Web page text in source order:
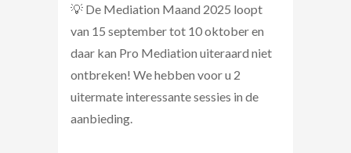
💡 De Mediation Maand 2025 loopt
van 15 september tot 10 oktober en
daar kan Pro Mediation uiteraard niet
ontbreken! We hebben voor u 2
uitermate interessante sessies in de
aanbieding.